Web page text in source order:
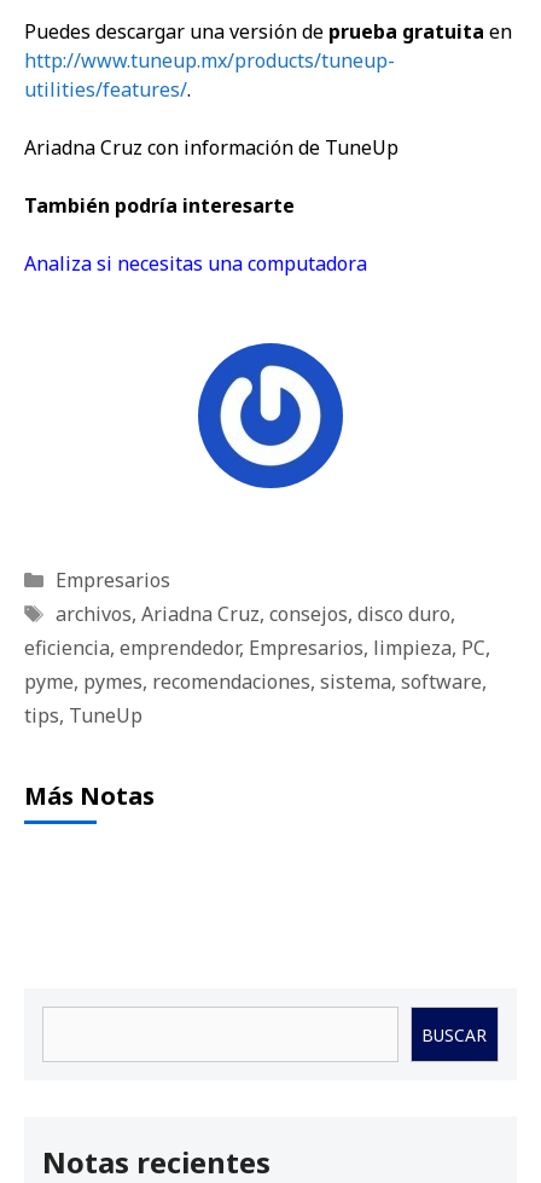
Puedes descargar una versión de prueba gratuita en
http://www.tuneup.mx/products/tuneup-
utilities/features/.
Ariadna Cruz con información de TuneUp
También podría interesarte
Analiza si necesitas una computadora
Categorías
Empresarios
Etiquetas
archivos, Ariadna Cruz, consejos, disco duro,
eficiencia, emprendedor, Empresarios, limpieza, PC,
pyme, pymes, recomendaciones, sistema, software,
tips, TuneUp
Más Notas
BUSCAR
Notas recientes